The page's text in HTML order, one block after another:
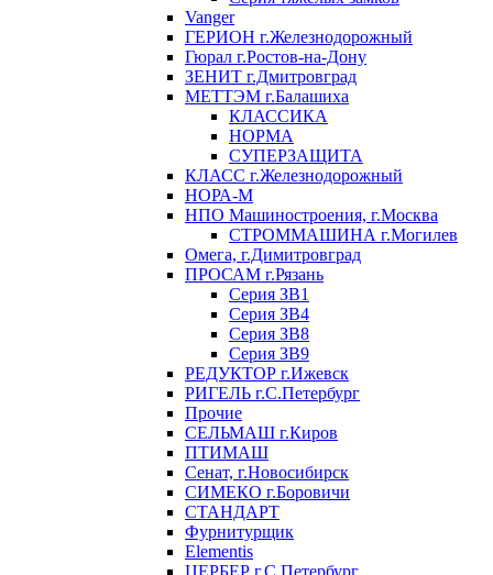
Vanger
ГЕРИОН г.Железнодорожный
Гюрал г.Ростов-на-Дону
ЗЕНИТ г.Дмитровград
МЕТТЭМ г.Балашиха
КЛАССИКА
НОРМА
СУПЕРЗАЩИТА
КЛАСС г.Железнодорожный
НОРА-М
НПО Машиностроения, г.Москва
СТРОММАШИНА г.Могилев
Омега, г.Димитровград
ПРОСАМ г.Рязань
Серия ЗВ1
Серия ЗВ4
Серия ЗВ8
Серия ЗВ9
РЕДУКТОР г.Ижевск
РИГЕЛЬ г.С.Петербург
Прочие
СЕЛЬМАШ г.Киров
ПТИМАШ
Сенат, г.Новосибирск
СИМЕКО г.Боровичи
СТАНДАРТ
Фурнитурщик
Elementis
ЦЕРБЕР г.С.Петербург